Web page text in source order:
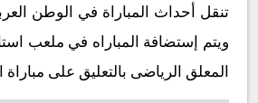
تنقل أحداث المباراة في الوطن
ويتم إستضافة المباراه في ملعب
المعلق الرياضى بالتعليق على